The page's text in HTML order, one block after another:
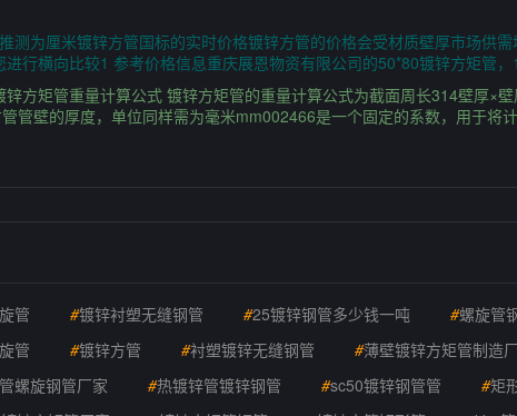
测为厘米镀锌方管国标的实时价格镀锌方管的价格会受材质壁厚市场供
行横向比较1 参考价格信息重庆展恩物资有限公司的50*80镀锌方矩管，
方矩管重量计算公式 镀锌方矩管的重量计算公式为截面周长314壁厚×
管壁的厚度，单位同样需为毫米mm002466是一个固定的系数，用于将计
管 #镀锌衬塑无缝钢管 #25镀锌钢管多少钱一吨 #螺旋管
管 #镀锌方管 #衬塑镀锌无缝钢管 #薄壁镀锌方矩管制造厂
螺旋钢管厂家 #热镀锌管镀锌钢管 #sc50镀锌钢管管 #矩